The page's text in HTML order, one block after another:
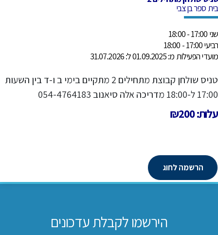
בית ספר בן צבי
שני 17:00 - 18:00
רביעי 17:00 - 18:00
מועדי הפעילות מ: 01.09.2025 ל: 31.07.2026
טניס שולחן קבוצת מתחילים 2 מתקיים בימי ב ו-ד בין השעות
17:00 ל-18:00 מדריכה אלה סיאנוב 054-4764183
עלות: ₪200
הרשמה לחוג
הירשמו לקבלת עדכונים